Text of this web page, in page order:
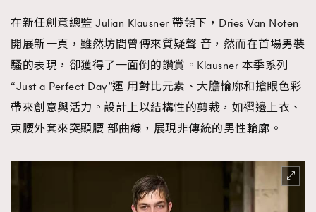
在新任創意總監 Julian Klausner 帶領下，Dries Van Noten
開展新一頁，雖然坊間曾傳來質疑聲 音，然而在首場男裝
騷的表現，卻獲得了一面倒的讚賞。Klausner 本季系列
“Just a Perfect Day”運 用對比元素、大膽輪廓和搶眼色彩
帶來創意與活力。設計上以結構性的剪裁，如褶邊上衣、
束腰外套來突顯腰 部曲線，展現非傳統的男性輪廓。